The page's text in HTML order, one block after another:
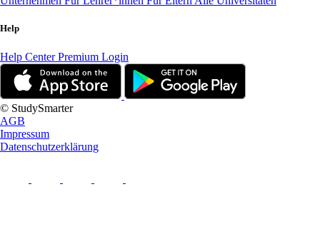
Help
Help CenterPremium Login
© StudySmarter
AGB
Impressum
Datenschutzerklärung